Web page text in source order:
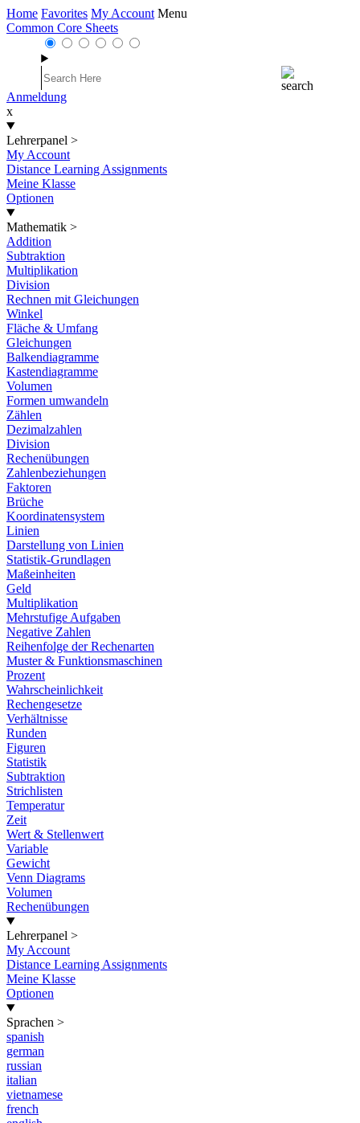
Home Favorites My Account Menu
Common Core Sheets
Anmeldung
x
Lehrerpanel >
My Account
Distance Learning Assignments
Meine Klasse
Optionen
Mathematik >
Addition
Subtraktion
Multiplikation
Division
Rechnen mit Gleichungen
Winkel
Fläche & Umfang
Gleichungen
Balkendiagramme
Kastendiagramme
Volumen
Formen umwandeln
Zählen
Dezimalzahlen
Division
Rechenübungen
Zahlenbeziehungen
Faktoren
Brüche
Koordinatensystem
Linien
Darstellung von Linien
Statistik-Grundlagen
Maßeinheiten
Geld
Multiplikation
Mehrstufige Aufgaben
Negative Zahlen
Reihenfolge der Rechenarten
Muster & Funktionsmaschinen
Prozent
Wahrscheinlichkeit
Rechengesetze
Verhältnisse
Runden
Figuren
Statistik
Subtraktion
Strichlisten
Temperatur
Zeit
Wert & Stellenwert
Variable
Gewicht
Venn Diagrams
Volumen
Rechenübungen
Lehrerpanel >
My Account
Distance Learning Assignments
Meine Klasse
Optionen
Sprachen >
spanish
german
russian
italian
vietnamese
french